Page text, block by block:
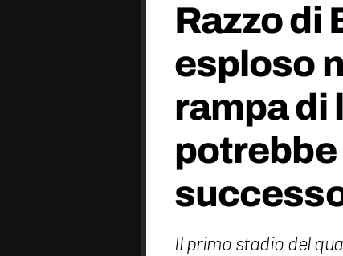
Razzo di
esploso
rampa di
Il primo stadio del